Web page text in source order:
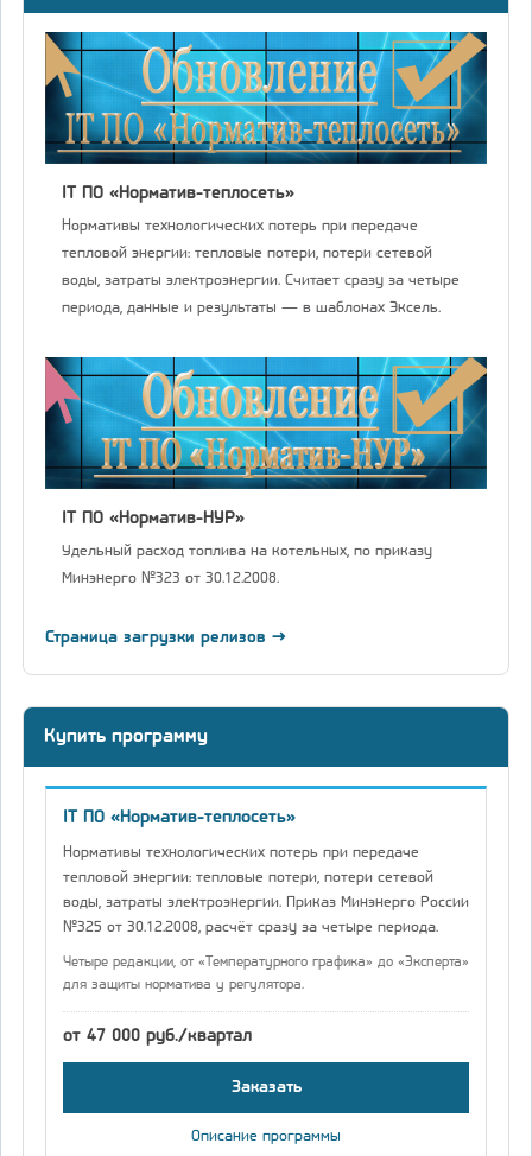
IT ПО «Норматив-теплосеть»
Нормативы технологических потерь при передаче
тепловой энергии: тепловые потери, потери сетевой
воды, затраты электроэнергии. Считает сразу за четыре
периода, данные и результаты — в шаблонах Эксель.
IT ПО «Норматив-НУР»
Удельный расход топлива на котельных, по приказу
Минэнерго №323 от 30.12.2008.
Страница загрузки релизов →
Купить программу
IT ПО «Норматив-теплосеть»
Нормативы технологических потерь при передаче
тепловой энергии: тепловые потери, потери сетевой
воды, затраты электроэнергии. Приказ Минэнерго России
№325 от 30.12.2008, расчёт сразу за четыре периода.
Четыре редакции, от «Температурного графика» до «Эксперта»
для защиты норматива у регулятора.
от 47 000 руб./квартал
Заказать
Описание программы